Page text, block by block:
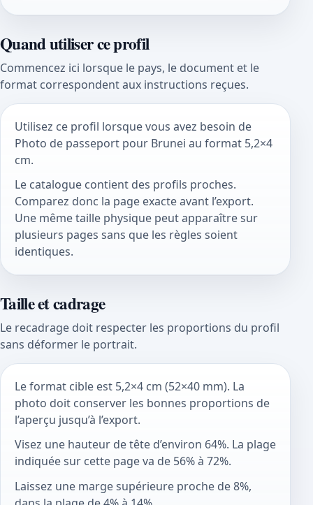
Quand utiliser ce profil
Commencez ici lorsque le pays, le document et le
format correspondent aux instructions reçues.
Utilisez ce profil lorsque vous avez besoin de
Photo de passeport pour Brunei au format 5,2×4
cm.
Le catalogue contient des profils proches.
Comparez donc la page exacte avant l’export.
Une même taille physique peut apparaître sur
plusieurs pages sans que les règles soient
identiques.
Taille et cadrage
Le recadrage doit respecter les proportions du profil
sans déformer le portrait.
Le format cible est 5,2×4 cm (52×40 mm). La
photo doit conserver les bonnes proportions de
l’aperçu jusqu’à l’export.
Visez une hauteur de tête d’environ 64%. La plage
indiquée sur cette page va de 56% à 72%.
Laissez une marge supérieure proche de 8%,